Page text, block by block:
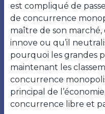
est compliqué de
de concurrence
maître de son marché,
innove ou qu’il
pourquoi les grandes
maintenant les
concurrence
principal de
concurrence libre et